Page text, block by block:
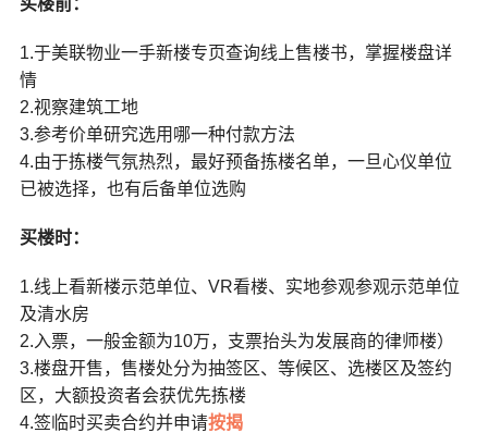
买楼前：
1.于美联物业一手新楼专页查询线上售楼书，掌握楼盘详
情
2.视察建筑工地
3.参考价单研究选用哪一种付款方法
4.由于拣楼气氛热烈，最好预备拣楼名单，一旦心仪单位
已被选择，也有后备单位选购
买楼时：
1.线上看新楼示范单位、VR看楼、实地参观参观示范单位
及清水房
2.入票，一般金额为10万，支票抬头为发展商的律师楼）
3.楼盘开售，售楼处分为抽签区、等候区、选楼区及签约
区，大额投资者会获优先拣楼
4.签临时买卖合约并申请按揭